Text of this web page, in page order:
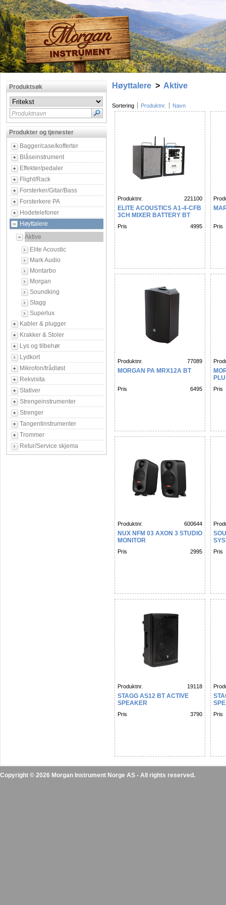
Produktsøk
Produktnavn
Produkter og tjenester
Bagger/case/kofferter
Blåseinstrument
Effekter/pedaler
Flight/Rack
Forsterker/Gitar/Bass
Forsterkere PA
Hodetelefoner
Høyttalere
Aktive
Elite Acoustic
Mark Audio
Montarbo
Morgan
Soundking
Stagg
Superlux
Kabler & plugger
Krakker & Stoler
Lys og tilbehør
Lydkort
Mikrofon/trådløst
Rekvisita
Stativer
Strengeinstrumenter
Strenger
Tangentinstrumenter
Trommer
Retur/Service skjema
Høyttalere > Aktive
Sortering Produktnr. Navn
Produktnr. 221100
ELITE ACOUSTICS A1-4-CFB
3CH MIXER BATTERY BT
Pris 4995 Pris
Produktnr. 77089
MORGAN PA MRX12A BT
Pris 6495 Pris
Produktnr. 600644
NUX NFM 03 AXON 3 STUDIO
MONITOR
Pris 2995 Pris
Produktnr. 19118
STAGG AS12 BT ACTIVE
SPEAKER
Pris 3790 Pris
Copyright © 2026 Morgan Instrument Norge AS - All rights reserved.